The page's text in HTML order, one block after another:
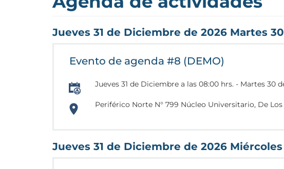
Jueves 31 de Diciembre de 2026 Martes
Evento de agenda #8 (DEMO)
Jueves 31 de Diciembre a las 08:00 hrs. - Martes 30
https://www.google.com/maps/place/
Periférico Norte N° 799 Núcleo Universitario, De Los
Jueves 31 de Diciembre de 2026